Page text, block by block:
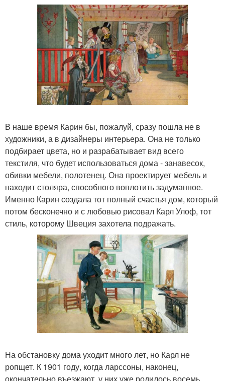
В наше время Карин бы, пожалуй, сразу пошла не в
художники, а в дизайнеры интерьера. Она не только
подбирает цвета, но и разрабатывает вид всего
текстиля, что будет использоваться дома - занавесок,
обивки мебели, полотенец. Она проектирует мебель и
находит столяра, способного воплотить задуманное.
Именно Карин создала тот полный счастья дом, который
потом бесконечно и с любовью рисовал Карл Улоф, тот
стиль, которому Швеция захотела подражать.
На обстановку дома уходит много лет, но Карл не
ропщет. К 1901 году, когда ларссоны, наконец,
окончательно въезжают, у них уже родилось восемь